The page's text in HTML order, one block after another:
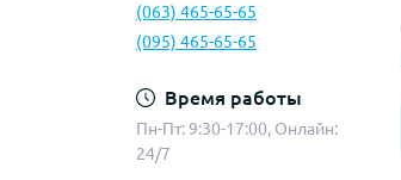
(063) 465-65-65
(095) 465-65-65
Время работы
Пн-Пт: 9:30-17:00, Онлайн:
24/7